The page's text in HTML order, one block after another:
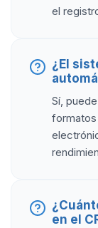
el
¿El
Sí,
formatos
en el